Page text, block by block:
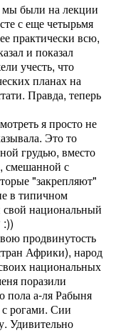
мы были на лекции
с еще четырьмя
практически всю,
и показал
учесть, что
планах на
Правда, теперь
я просто не
Это то
грудью, вместо
смешанной с
"закрепляют"
в типичном
национальный
:))
продвинутость
Африки), народ
национальных
поразили
а-ля Рабыня
рогами. Сии
Удивительно